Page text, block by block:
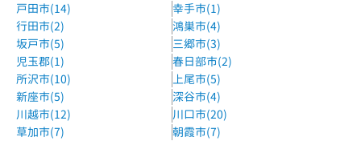
戸田市(14)
幸手市(1)
行田市(2)
鴻巣市(4)
坂戸市(5)
三郷市(3)
児玉郡(1)
春日部市(2)
所沢市(10)
上尾市(5)
新座市(5)
深谷市(4)
川越市(12)
川口市(20)
草加市(7)
朝霞市(7)